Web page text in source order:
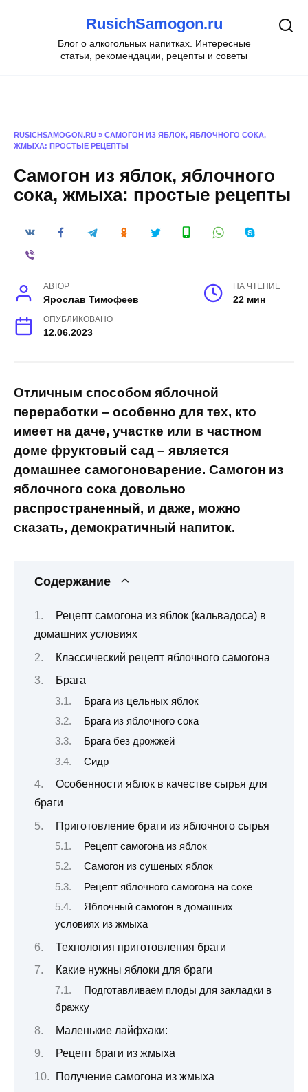
содержанию
RusichSamogon.ru
Блог о алкогольных напитках. Интересные
статьи, рекомендации, рецепты и советы
RUSICHSAMOGON.RU » САМОГОН ИЗ ЯБЛОК, ЯБЛОЧНОГО СОКА,
ЖМЫХА: ПРОСТЫЕ РЕЦЕПТЫ
Самогон из яблок, яблочного
сока, жмыха: простые рецепты
АВТОР
Ярослав Тимофеев
НА ЧТЕНИЕ
22 мин
ОПУБЛИКОВАНО
12.06.2023
Отличным способом яблочной
переработки – особенно для тех, кто
имеет на даче, участке или в частном
доме фруктовый сад – является
домашнее самогоноварение. Самогон из
яблочного сока довольно
распространенный, и даже, можно
сказать, демократичный напиток.
Содержание
Рецепт самогона из яблок (кальвадоса) в
домашних условиях
Классический рецепт яблочного самогона
Брага
Брага из цельных яблок
Брага из яблочного сока
Брага без дрожжей
Сидр
Особенности яблок в качестве сырья для
браги
Приготовление браги из яблочного сырья
Рецепт самогона из яблок
Самогон из сушеных яблок
Рецепт яблочного самогона на соке
Яблочный самогон в домашних
условиях из жмыха
Технология приготовления браги
Какие нужны яблоки для браги
Подготавливаем плоды для закладки в
бражку
Маленькие лайфхаки:
Рецепт браги из жмыха
Получение самогона из жмыха